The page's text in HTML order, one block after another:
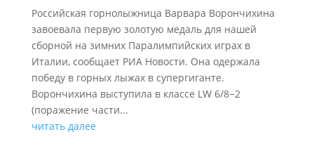
Российская горнолыжница Варвара Ворончихина
завоевала первую золотую медаль для нашей
сборной на зимних Паралимпийских играх в
Италии, сообщает РИА Новости. Она одержала
победу в горных лыжах в супергиганте.
Ворончихина выступила в классе LW 6/8−2
(поражение части...
читать далее